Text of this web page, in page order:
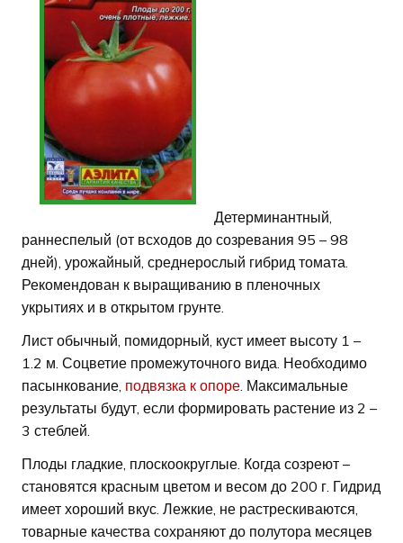
Детерминантный,
раннеспелый (от всходов до созревания 95 – 98
дней), урожайный, среднерослый гибрид томата.
Рекомендован к выращиванию в пленочных
укрытиях и в открытом грунте.
Лист обычный, помидорный, куст имеет высоту 1 –
1.2 м. Соцветие промежуточного вида. Необходимо
пасынкование, подвязка к опоре . Максимальные
результаты будут, если формировать растение из 2 –
3 стеблей.
Плоды гладкие, плоскоокруглые. Когда созреют –
становятся красным цветом и весом до 200 г. Гидрид
имеет хороший вкус. Лежкие, не растрескиваются,
товарные качества сохраняют до полутора месяцев